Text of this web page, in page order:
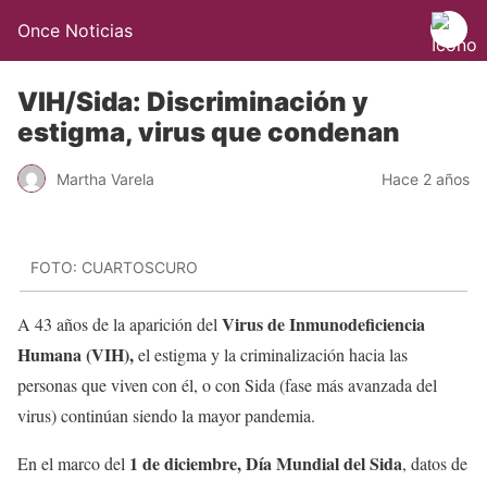
Once Noticias
VIH/Sida: Discriminación y
estigma, virus que condenan
Martha Varela Hace 2 años
FOTO: CUARTOSCURO
A 43 años de la aparición del Virus de Inmunodeficiencia
Humana (VIH),el estigma y la criminalización hacia las
personas que viven con él, o con Sida (fase más avanzada del
virus) continúan siendo la mayor pandemia.
En el marco del 1 de diciembre, Día Mundial del Sida, datos de